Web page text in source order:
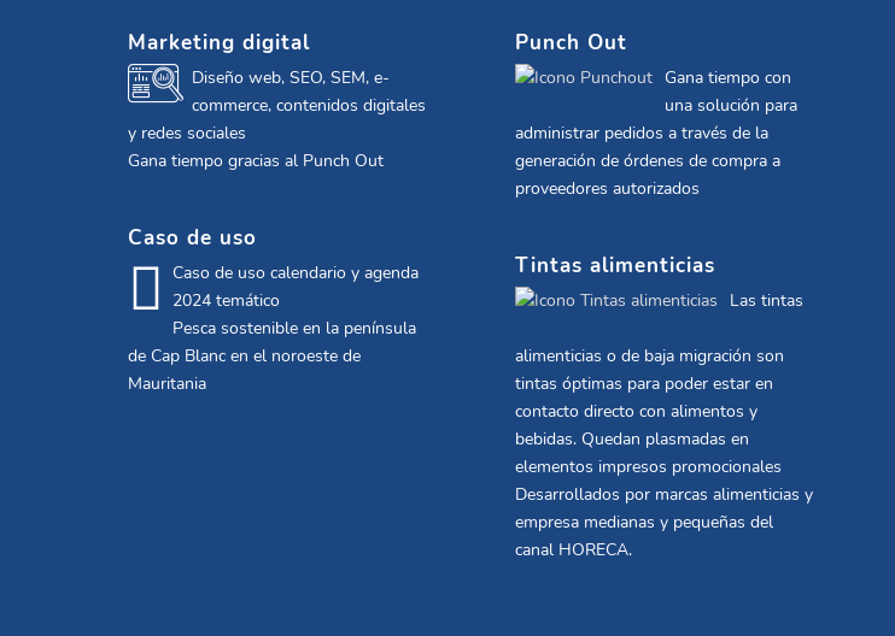
Marketing digital
Diseño web, SEO, SEM, e-
commerce, contenidos digitales
y redes sociales
Gana tiempo gracias al Punch Out
Caso de uso
Caso de uso calendario y agenda
2024 temático
Pesca sostenible en la península
de Cap Blanc en el noroeste de
Mauritania
Punch Out
Gana tiempo con
una solución para
administrar pedidos a través de la
generación de órdenes de compra a
proveedores autorizados
Tintas alimenticias
Las tintas
alimenticias o de baja migración son
tintas óptimas para poder estar en
contacto directo con alimentos y
bebidas. Quedan plasmadas en
elementos impresos promocionales
Desarrollados por marcas alimenticias y
empresa medianas y pequeñas del
canal HORECA.